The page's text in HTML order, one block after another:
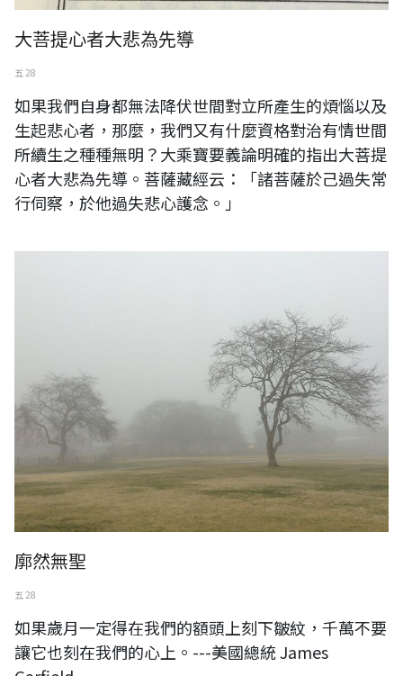
大菩提心者大悲為先導
五 28
如果我們自身都無法降伏世間對立所產生的煩惱以及
生起悲心者，那麼，我們又有什麼資格對治有情世間
所續生之種種無明？大乘寶要義論明確的指出大菩提
心者大悲為先導。菩薩藏經云：「諸菩薩於己過失常
行伺察，於他過失悲心護念。」
廓然無聖
五 28
如果歲月一定得在我們的額頭上刻下皺紋，千萬不要
讓它也刻在我們的心上。---美國總統 James